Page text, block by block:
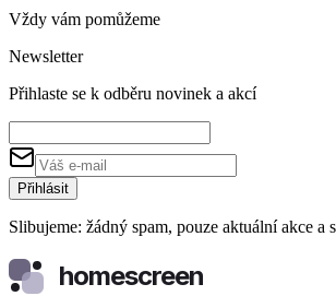
Vždy vám pomůžeme
Newsletter
Přihlaste se k odběru novinek a akcí
Přihlásit
Slibujeme: žádný spam, pouze aktuální akce a
homescreen